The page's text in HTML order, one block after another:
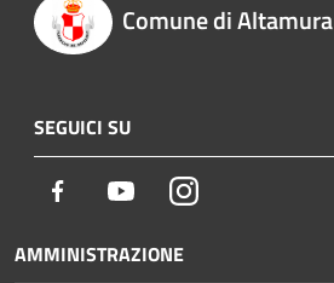
Comune di Altamura
SEGUICI SU
Facebook YoutubeInstagram
AMMINISTRAZIONE